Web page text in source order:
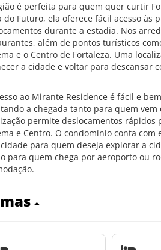
é perfeita para quem quer curtir
do Futuro, ela oferece fácil acesso
durante a estadia. Nos
além de pontos turísticos
e o Centro de Fortaleza. Uma
a cidade e voltar para descansar
ao Mirante Residence é fácil e
a chegada tanto para quem
permite deslocamentos rápidos
e Centro. O condomínio conta
para quem deseja explorar a
para quem chega por aeroporto ou